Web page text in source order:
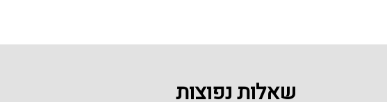
שאלות נפוצות